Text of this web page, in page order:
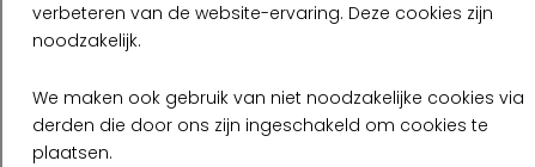
verbeteren van de website-ervaring. Deze cookies zijn
noodzakelijk.
We maken ook gebruik van niet noodzakelijke cookies via
derden die door ons zijn ingeschakeld om cookies te
plaatsen.
€ 139,00 per rol € 139,00